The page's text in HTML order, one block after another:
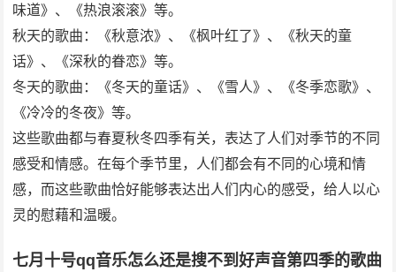
味道》、《热浪滚滚》等。
秋天的歌曲：《秋意浓》、《枫叶红了》、《秋天的童
话》、《深秋的眷恋》等。
冬天的歌曲：《冬天的童话》、《雪人》、《冬季恋歌》、
《冷冷的冬夜》等。
这些歌曲都与春夏秋冬四季有关，表达了人们对季节的不同
感受和情感。在每个季节里，人们都会有不同的心境和情
感，而这些歌曲恰好能够表达出人们内心的感受，给人以心
灵的慰藉和温暖。
七月十号qq音乐怎么还是搜不到好声音第四季的歌曲